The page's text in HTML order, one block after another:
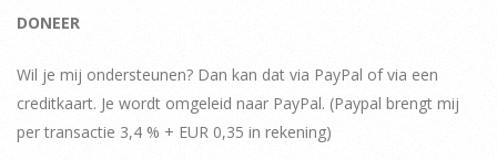
DONEER
Wil je mij ondersteunen? Dan kan dat via PayPal of via een
creditkaart. Je wordt omgeleid naar PayPal. (Paypal brengt mij
per transactie 3,4 % + EUR 0,35 in rekening)